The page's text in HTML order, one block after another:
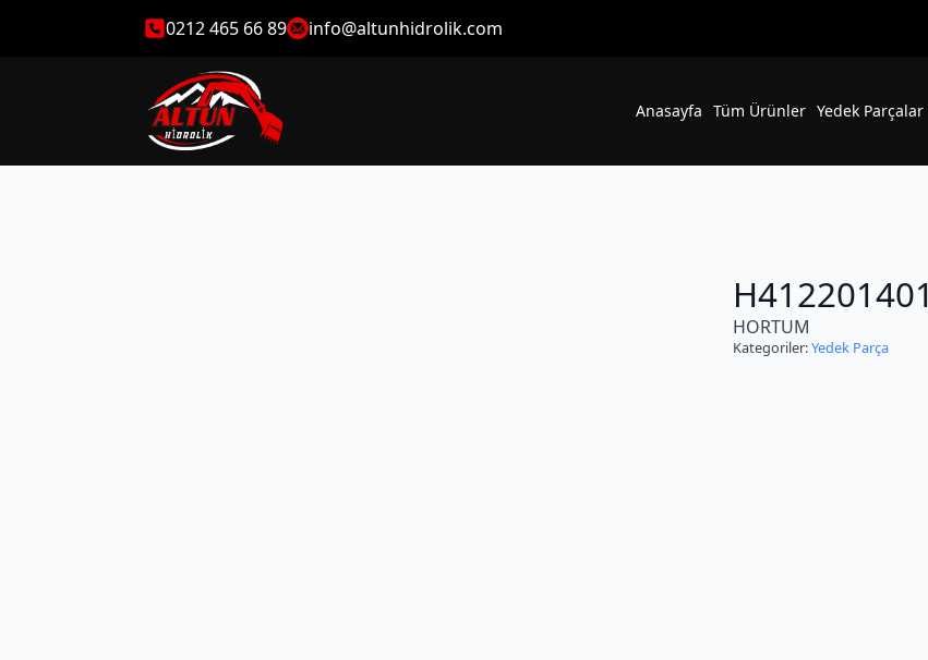
0212 465 66 89 info@altunhidrolik.com
Anasayfa Tüm Ürünler Yedek Parçalar
H412201401
HORTUM
Kategoriler:Yedek Parça